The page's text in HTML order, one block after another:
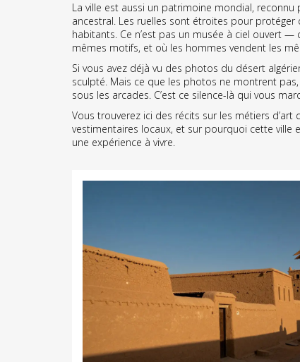
La ville est aussi un patrimoine mondial, reconnu
ancestral. Les ruelles sont étroites pour
habitants. Ce n’est pas un musée à ciel ouvert
mêmes motifs, et où les hommes vendent les
Si vous avez déjà vu des photos du désert
sculpté. Mais ce que les photos ne montrent
sous les arcades. C’est ce silence-là qui vous
Vous trouverez ici des récits sur les métiers
vestimentaires locaux, et sur pourquoi cette ville
une expérience à vivre.